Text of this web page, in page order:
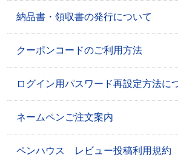
納品書・領収書の発行について
クーポンコードのご利用方法
ログイン用パスワード再設定方法に
ネームペンご注文案内
ペンハウス レビュー投稿利用規約